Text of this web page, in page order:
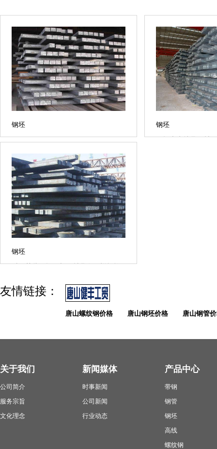
钢坯 钢坯
钢坯
过是否供其他行业使用、是否经过钢
材加工工艺过程、是否经过成品轧机
友情链接：
唐山螺纹钢价格 唐山钢坯价格 唐山钢管
关于我们
公司简介
服务宗旨
文化理念
新闻媒体
时事新闻
公司新闻
行业动态
产品中心
带钢
钢管
钢坯
高线
螺纹钢